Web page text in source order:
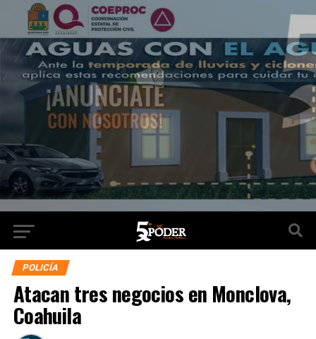
POLICÍA
Atacan tres negocios en Monclova,
Coahuila